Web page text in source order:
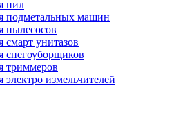
пил
подметальных машин
пылесосов
смарт унитазов
снегоуборщиков
триммеров
электро измельчителей